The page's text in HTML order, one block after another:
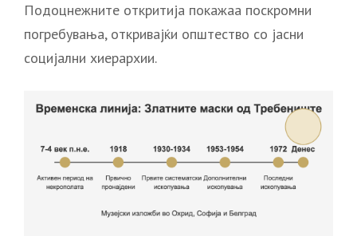
Подоцнежните откритија покажаа поскромни
погребувања, откривајќи општество со јасни
социјални хиерархии.